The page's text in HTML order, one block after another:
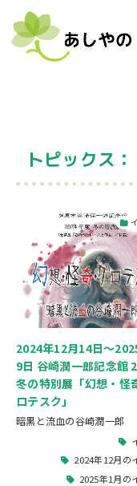
トピックス
2024年12月14日～
9日 谷崎潤一郎記念館
冬の特別展「幻想・怪
ロテスク」
暗黒と流血の谷崎潤一郎
2024年12月の
2025年1月の